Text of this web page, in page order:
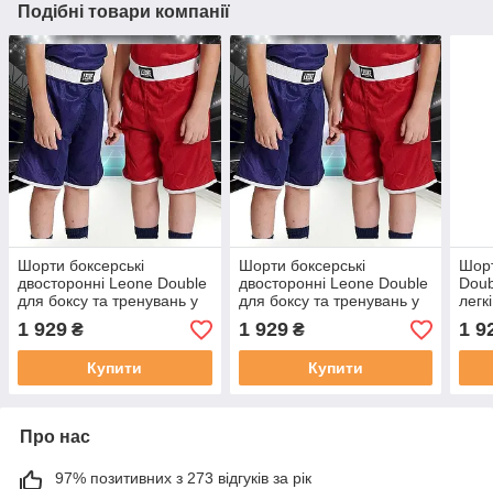
Подібні товари компанії
Шорти боксерські
двосторонні Leone Double
для боксу та тренувань у
залі Розмір M
1 929 ₴
Купити
Шорти боксерські
двосторонні Leone Double
для боксу та тренувань у
залі Розмір L
1 929₴
Купити
1
Про нас
97% позитивних з 273 відгуків за рік